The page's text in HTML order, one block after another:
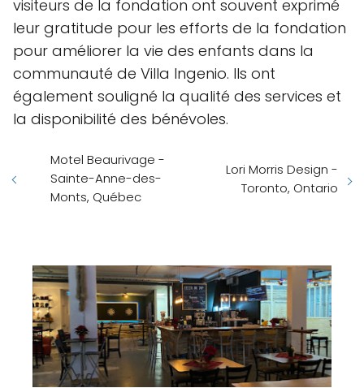
visiteurs de la fondation ont souvent exprimé
leur gratitude pour les efforts de la fondation
pour améliorer la vie des enfants dans la
communauté de Villa Ingenio. Ils ont
également souligné la qualité des services et
la disponibilité des bénévoles.
Motel Beaurivage -
Sainte-Anne-des-
Monts, Québec
Lori Morris Design -
Toronto, Ontario